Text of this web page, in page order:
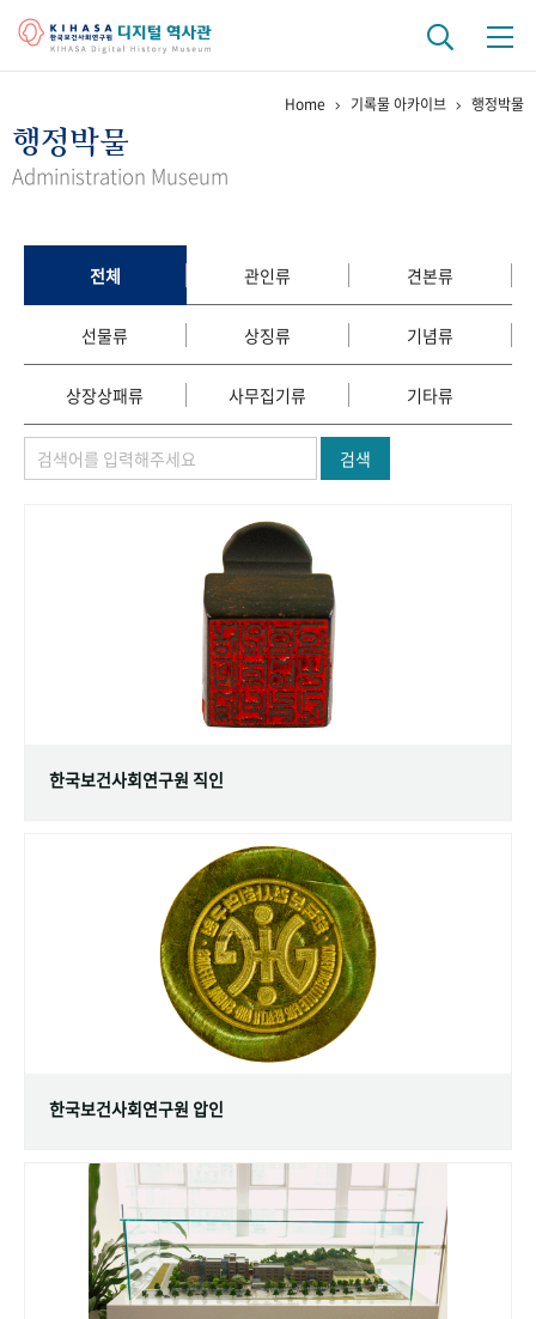
걸어온 길 기관 변천사
정책과 연구 키워드로 보는 연구 역사
연구자들
간행물 변천사
기록물 아카이브
사진 아카이브 문서 기록물 행정박물 영상 기록물
숫자로 보는 50년 50+1
Home 기록물 아카이브 행정박물
행정박물
Administration Museum
전체 관인류 견본류
선물류 상징류 기념류
상장상패류 사무집기류 기타류
검색
한국보건사회연구원 직인
한국보건사회연구원 압인